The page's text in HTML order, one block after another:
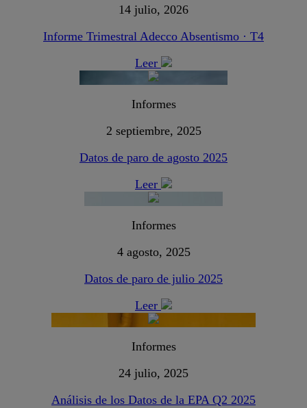
14 julio, 2026
Informe Trimestral Adecco Absentismo · T4
Leer
Informes
2 septiembre, 2025
Datos de paro de agosto 2025
Leer
Informes
4 agosto, 2025
Datos de paro de julio 2025
Leer
Informes
24 julio, 2025
Análisis de los Datos de la EPA Q2 2025